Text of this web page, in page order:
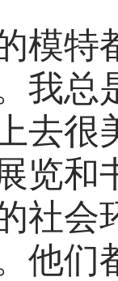
特
我总
去很
览和
社会
他们